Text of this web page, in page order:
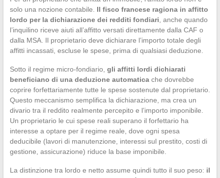
solo una nozione contabile. Il fisco francese ragiona in affitto
lordo per la dichiarazione dei redditi fondiari , anche quando
l’inquilino riceve aiuti all’affitto versati direttamente dalla CAF o
dalla MSA. Il proprietario deve dichiarare l’importo totale degli
affitti incassati, escluse le spese, prima di qualsiasi deduzione.
Sotto il regime micro-fondiario, gli affitti lordi dichiarati
beneficiano di una deduzione automaticache dovrebbe
coprire forfettariamente tutte le spese sostenute dal proprietario.
Questo meccanismo semplifica la dichiarazione, ma crea un
divario tra il reddito realmente percepito e l’importo imponibile.
Un proprietario le cui spese reali superano il forfettario ha
interesse a optare per il regime reale, dove ogni spesa
deducibile (lavori di manutenzione, interessi sul prestito, costi di
gestione, assicurazione) riduce la base imponibile.
La distinzione tra lordo e netto assume quindi tutto il suo peso: il